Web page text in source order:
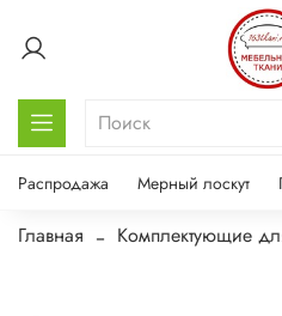
Распродажа Мерный лоскут
Главная Комплектующие